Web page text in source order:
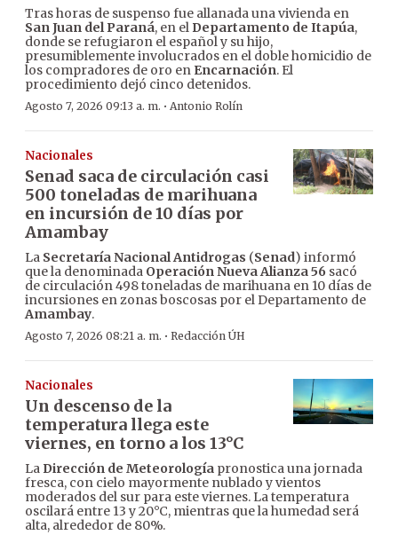
Tras horas de suspenso fue allanada una vivienda en
San Juan del Paraná, en el Departamento de Itapúa,
donde se refugiaron el español y su hijo,
presumiblemente involucrados en el doble homicidio de
los compradores de oro en Encarnación. El
procedimiento dejó cinco detenidos.
Agosto 7, 2026 09:13 a. m. · Antonio Rolín
Nacionales
Senad saca de circulación casi
500 toneladas de marihuana
en incursión de 10 días por
Amambay
La Secretaría Nacional Antidrogas (Senad) informó
que la denominada Operación Nueva Alianza 56 sacó
de circulación 498 toneladas de marihuana en 10 días de
incursiones en zonas boscosas por el Departamento de
Amambay.
Agosto 7, 2026 08:21 a. m. · Redacción ÚH
Nacionales
Un descenso de la
temperatura llega este
viernes, en torno a los 13°C
La Dirección de Meteorología pronostica una jornada
fresca, con cielo mayormente nublado y vientos
moderados del sur para este viernes. La temperatura
oscilará entre 13 y 20°C, mientras que la humedad será
alta, alrededor de 80%.